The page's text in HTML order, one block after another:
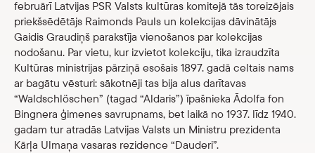
februārī Latvijas PSR Valsts kultūras komitejā tās toreizējais
priekšsēdētājs Raimonds Pauls un kolekcijas dāvinātājs
Gaidis Graudiņš parakstīja vienošanos par kolekcijas
nodošanu. Par vietu, kur izvietot kolekciju, tika izraudzīta
Kultūras ministrijas pārziņā esošais 1897. gadā celtais nams
ar bagātu vēsturi: sākotnēji tas bija alus darītavas
“Waldschlöschen” (tagad “Aldaris”) īpašnieka Ādolfa fon
Bingnera ģimenes savrupnams, bet laikā no 1937. līdz 1940.
gadam tur atradās Latvijas Valsts un Ministru prezidenta
Kārļa Ulmaņa vasaras rezidence “Dauderi”.